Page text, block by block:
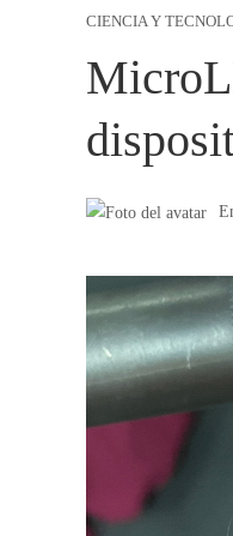
CIENCIA Y